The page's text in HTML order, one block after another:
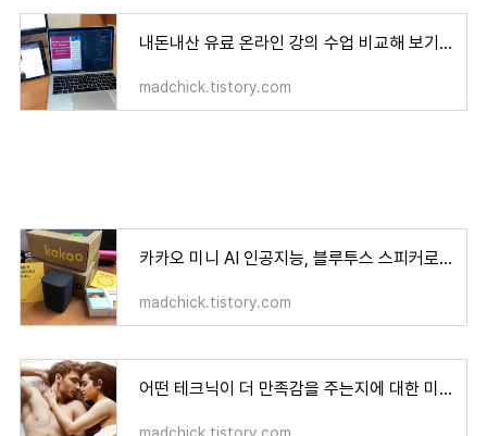
내돈내산 유료 온라인 강의 수업 비교해 보기 - 코딩, 취미, 취업, 업무 비대면 교육
madchick.tistory.com
카카오 미니 AI 인공지능, 블루투스 스피커로 활용하기
madchick.tistory.com
어떤 테크닉이 더 만족감을 주는지에 대한 미국 여성 설문조사